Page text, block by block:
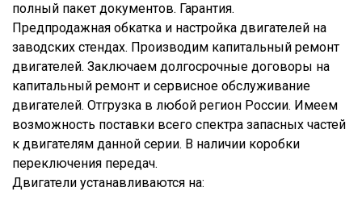
полный пакет документов. Гарантия.
Предпродажная обкатка и настройка двигателей на
заводских стендах. Производим капитальный ремонт
двигателей. Заключаем долгосрочные договоры на
капитальный ремонт и сервисное обслуживание
двигателей. Отгрузка в любой регион России. Имеем
возможность поставки всего спектра запасных частей
к двигателям данной серии. В наличии коробки
переключения передач.
Двигатели устанавливаются на: